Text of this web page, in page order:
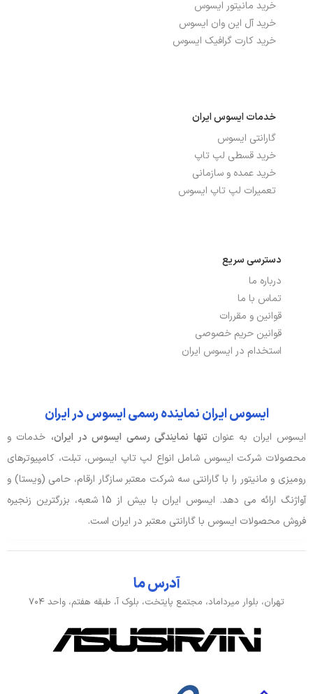
خرید مانیتور ایسوس
خرید آل این وان ایسوس
خرید کارت گرافیک ایسوس
خدمات ایسوس ایران
گارانتی ایسوس
خرید قسطی لپ تاپ
خرید عمده و سازمانی
تعمیرات لپ تاپ ایسوس
دسترسی سریع
درباره ما
تماس با ما
قوانین و مقررات
قوانین حریم خصوصی
استخدام در ایسوس ایران
ایسوس ایران نماینده رسمی ایسوس در ایران
ایسوس ایران به عنوان تنها نمایندگی رسمی ایسوس در ایران، خدمات و
محصولات شرکت ایسوس شامل انواع لپ تاپ ایسوس، تبلت، کامپیوترهای
رومیزی و مانیتور را با گارانتی سه شرکت معتبر سازگار ارقام، حامی (ویستا) و
آواژنگ ارائه می دهد. ایسوس ایران با بیش از 15 شعبه، بزرگترین زنجیره
فروش محصولات ایسوس با گارانتی معتبر در ایران است.
آدرس ما
تهران، بلوار میرداماد، مجتمع پایتخت، بلوک آ، طبقه هفتم، واحد ۷۰۴